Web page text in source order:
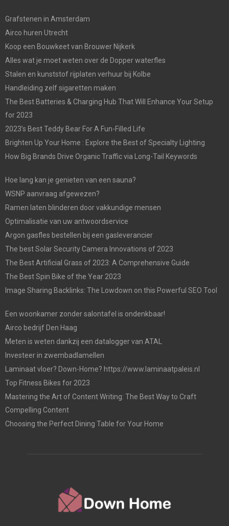
Grafstenen in Amsterdam
Airco huren Utrecht
Koop een Bouwkeet van Brouwer Nijkerk
Alles wat je moet weten over de Dopper waterfles
Stalen en kunststof rijplaten verhuur bij Kolbe
Handleiding zelf sigaretten maken
The Best Batteries & Charging Hub That Will Enhance Your Setup
for 2023
2023’s Best Teddy Bear For A Fun-Filled Life
Brighten Up Your Home : Explore the Best of Specialty Lighting
How Big Brands Drive Organic Traffic via Long-Tail Keywords
Hoe lang kan je genieten van een sauna?
WSNP aanvraag afgewezen?
Ramen laten blinderen door vakkundige mensen
Optimalisatie van uw antwoordservice
Argon gasfles bestellen bij een gasleverancier
The best Solar Security Camera Innovations of 2023
The Best Artificial Grass of 2023: A Comprehensive Guide
The Best Spin Bike of the Year 2023
Image Sharing Backlinks: The Lowdown on this Powerful SEO Tool
Een woonkamer zonder salontafel is ondenkbaar!
Airco bedrijf Den Haag
Meten is weten dankzij een datalogger van ATAL
Investeer in zwembadlamellen
Laminaat vloer? Down-Home? https://www.laminaatpaleis.nl
Top Fitness Bikes for 2023
Mastering the Art of Content Writing: The Best Way to Craft
Compelling Content
Choosing the Perfect Dining Table for Your Home